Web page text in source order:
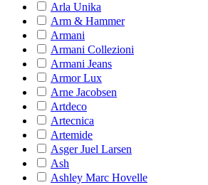
Arla Unika
Arm & Hammer
Armani
Armani Collezioni
Armani Jeans
Armor Lux
Arne Jacobsen
Artdeco
Artecnica
Artemide
Asger Juel Larsen
Ash
Ashley Marc Hovelle